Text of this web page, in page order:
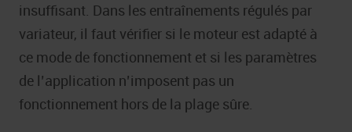
insuffisant. Dans les entraînements régulés par
variateur, il faut vérifier si le moteur est adapté à
ce mode de fonctionnement et si les paramètres
de l’application n’imposent pas un
fonctionnement hors de la plage sûre.